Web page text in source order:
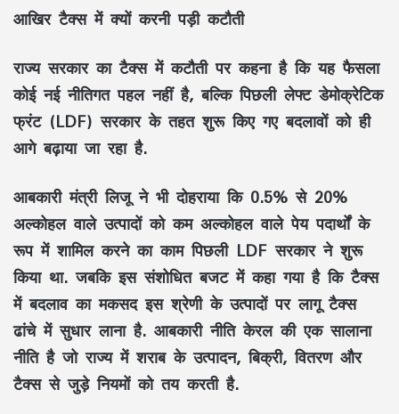
आखिर टैक्स में क्यों करनी पड़ी कटौती
राज्य सरकार का टैक्स में कटौती पर कहना है कि यह फैसला
कोई नई नीतिगत पहल नहीं है, बल्कि पिछली लेफ्ट डेमोक्रेटिक
फ्रंट (LDF) सरकार के तहत शुरू किए गए बदलावों को ही
आगे बढ़ाया जा रहा है.
आबकारी मंत्री लिजू ने भी दोहराया कि 0.5% से 20%
अल्कोहल वाले उत्पादों को कम अल्कोहल वाले पेय पदार्थों के
रूप में शामिल करने का काम पिछली LDF सरकार ने शुरू
किया था. जबकि इस संशोधित बजट में कहा गया है कि टैक्स
में बदलाव का मकसद इस श्रेणी के उत्पादों पर लागू टैक्स
ढांचे में सुधार लाना है. आबकारी नीति केरल की एक सालाना
नीति है जो राज्य में शराब के उत्पादन, बिक्री, वितरण और
टैक्स से जुड़े नियमों को तय करती है.